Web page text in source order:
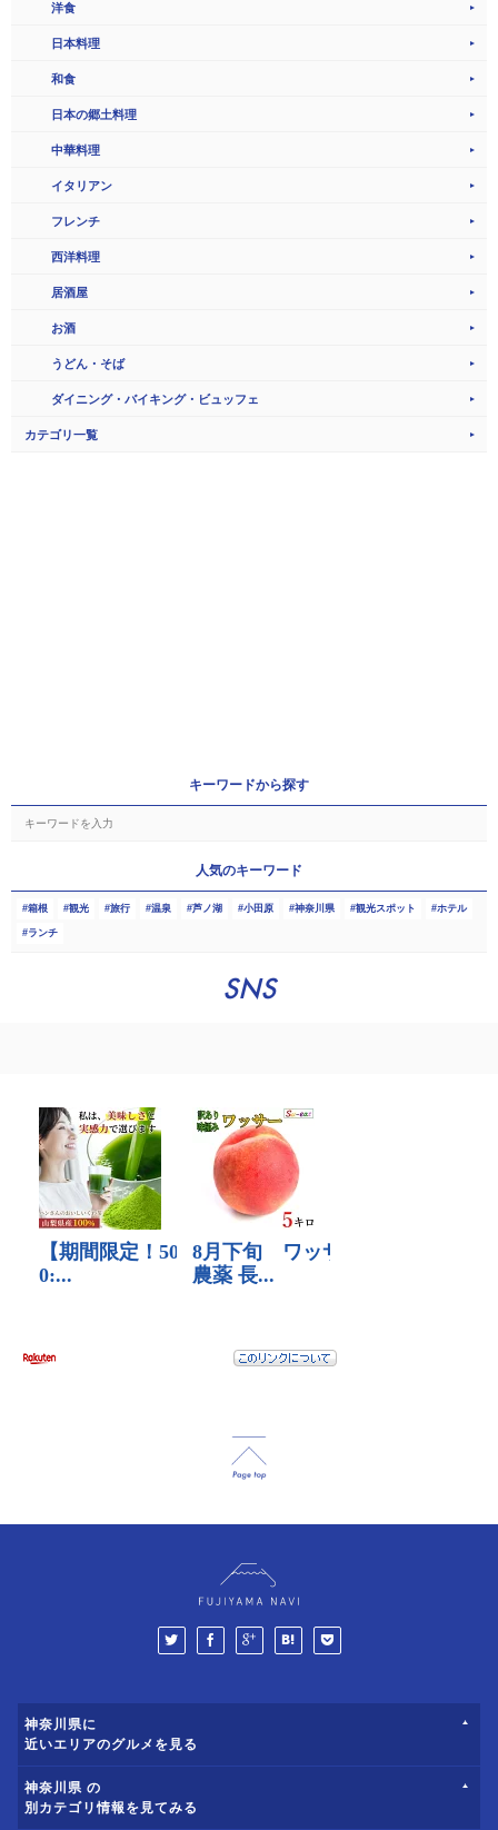
洋食
日本料理
和食
日本の郷土料理
中華料理
イタリアン
フレンチ
西洋料理
居酒屋
お酒
うどん・そば
ダイニング・バイキング・ビュッフェ
カテゴリ一覧
キーワードから探す
人気のキーワード
箱根 観光 旅行 温泉 芦ノ湖 小田原 神奈川県 観光スポット ホテル
ランチ
SNS
神奈川県に
近いエリアのグルメを見る
神奈川県 の
別カテゴリ情報を見てみる